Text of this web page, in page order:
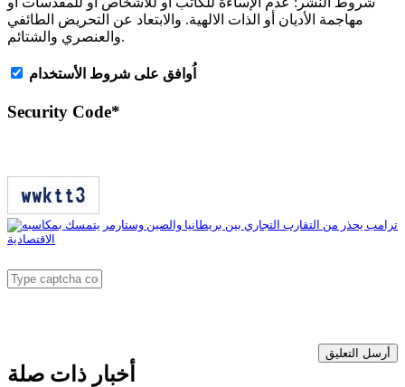
مهاجمة الأديان أو الذات الالهية. والابتعاد عن التحريض الطائفي
والعنصري والشتائم.
اُوافق على شروط الأستخدام
Security Code*
أرسل التعليق
أخبار ذات صلة